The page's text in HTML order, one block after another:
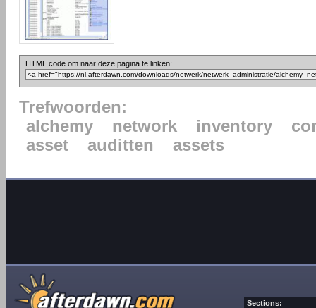
HTML code om naar deze pagina te linken:
Trefwoorden:
alchemy
network inventory
asset
auditten assets
Sections: